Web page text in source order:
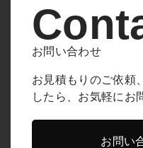
お問い合わせ
お見積もりのご依頼
したら、 お気軽にお
お問い